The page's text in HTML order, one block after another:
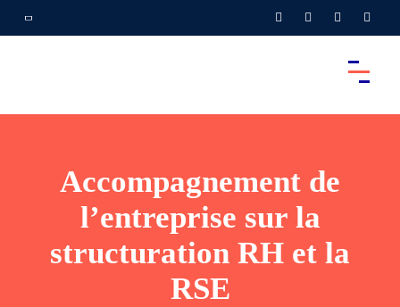
Accompagnement de
l’entreprise sur la
structuration RH et la
RSE